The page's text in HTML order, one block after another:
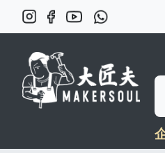
尋